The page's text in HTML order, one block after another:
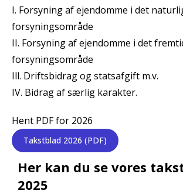
I. Forsyning af ejendomme i det
forsyningsområde
II. Forsyning af ejendomme i det
forsyningsområde
Ill. Driftsbidrag og statsafgift m.v.
IV. Bidrag af særlig karakter.
Hent PDF for 2026
Takstblad 2026 (PDF)
Her kan du se vores
2025